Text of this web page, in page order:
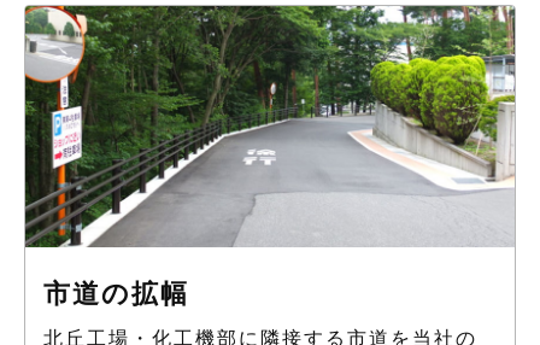
市道の拡幅
北丘工場・化工機部に隣接する市道を当社の